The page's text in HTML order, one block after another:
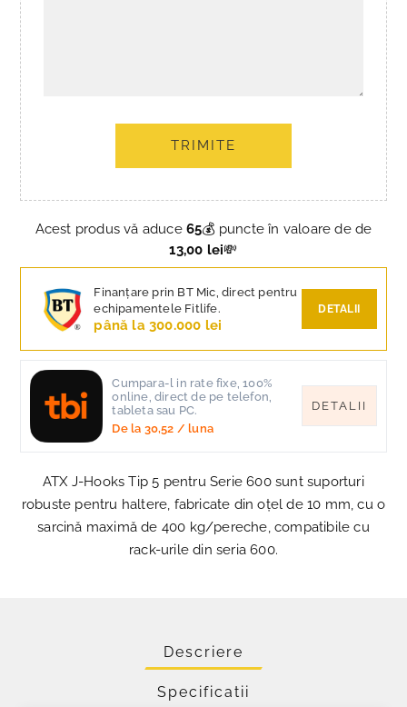
TRIMITE
Acest produs vă aduce 65💰 puncte în valoare de de
13,00 lei💸
Finanțare prin BT Mic, direct pentru
echipamentele Fitlife.
până la 300.000 lei
DETALII
Cumpara-l in rate fixe, 100%
online, direct de pe telefon,
tableta sau PC.
De la 30,52 / luna
DETALII
ATX J-Hooks Tip 5 pentru Serie 600 sunt suporturi
robuste pentru haltere, fabricate din oțel de 10 mm, cu o
sarcină maximă de 400 kg/pereche, compatibile cu
rack-urile din seria 600.
Descriere
Specificatii